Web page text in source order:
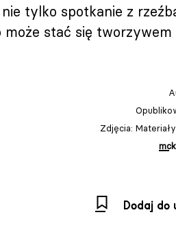
tylko spotkanie z
może stać się
Zdjęcia:
Dodaj do